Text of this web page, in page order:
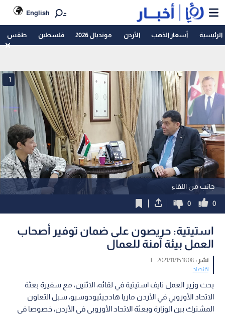
English
الرئيسية أسعار الذهب الأردن مونديال 2026 فلسطين طقس
جانب من اللقاء
1
0
0
استيتية: حريصون على ضمان توفير أصحاب
العمل بيئة آمنة للعمال
نشر :18:08 2021/11/15
|
اقتصاد
بحث وزير العمل نايف استيتية في لقائه، الاثنين، مع سفيرة بعثة
الاتحاد الأوروبي في الأردن ماريا هادجيثيودوسيو، سبل التعاون
المشترك بين الوزارة وبعثة الاتحاد الأوروبي في الأردن، خصوصا في